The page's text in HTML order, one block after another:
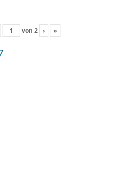
von 2 › »